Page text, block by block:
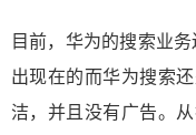
目前，华为的搜索业
出现在的而华为搜索
洁，并且没有广告。